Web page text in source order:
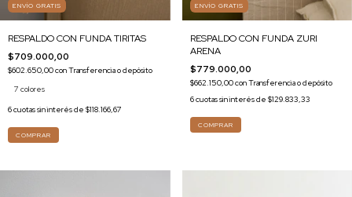
ENVÍO GRATIS
RESPALDO CON FUNDA TIRITAS
$709.000,00
$602.650,00conTransferencia o depósito
7 colores
6cuotas sin interés de $118.166,67
COMPRAR
ENVÍO GRATIS
RESPALDO CON FUNDA ZURI
ARENA
$779.000,00
$662.150,00conTransferencia o depósito
6cuotas sin interés de $129.833,33
COMPRAR